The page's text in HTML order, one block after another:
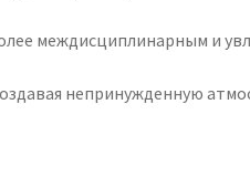
междисциплинарным и
непринужденную